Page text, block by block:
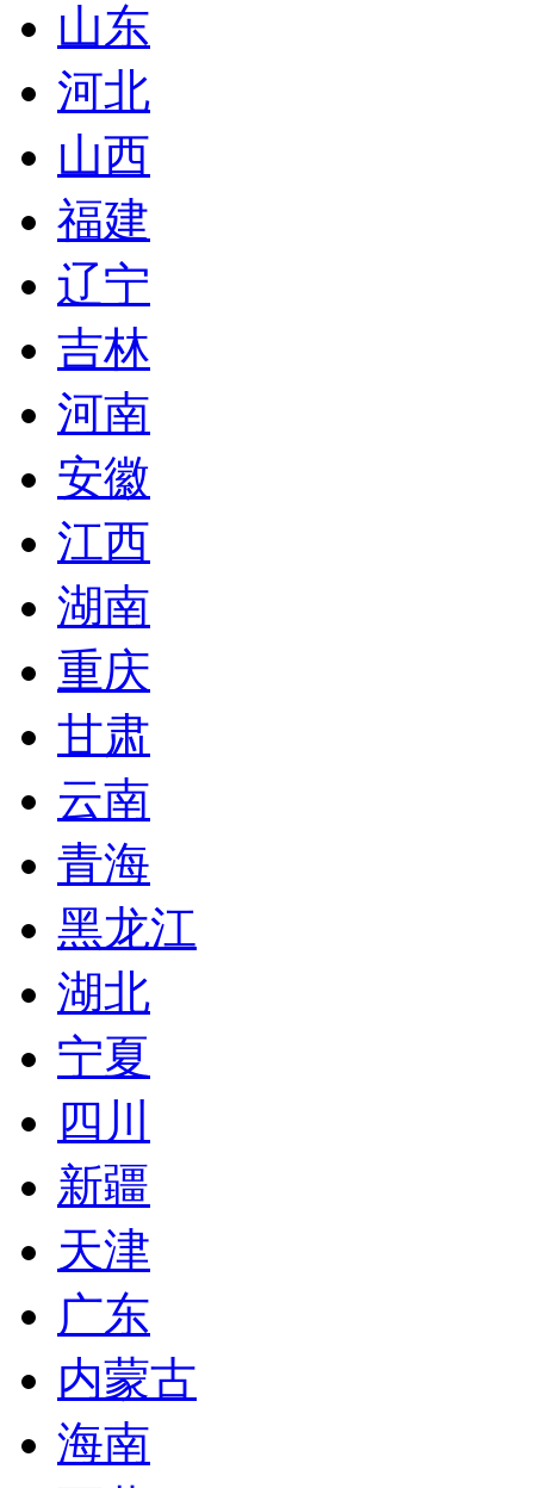
山东
河北
山西
福建
辽宁
吉林
河南
安徽
江西
湖南
重庆
甘肃
云南
青海
黑龙江
湖北
宁夏
四川
新疆
天津
广东
内蒙古
海南